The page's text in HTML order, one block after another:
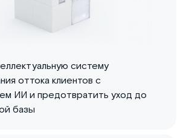
систему
оттока клиентов с
ИИ и предотвратить уход до
базы